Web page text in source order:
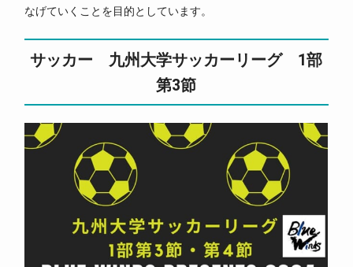
なげていくことを目的としています。
サッカー 九州大学サッカーリーグ 1部
第3節